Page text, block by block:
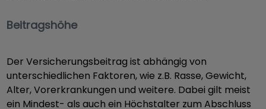
Beitragshöhe
Der Versicherungsbeitrag ist abhängig von
unterschiedlichen Faktoren, wie z.B. Rasse, Gewicht,
Alter, Vorerkrankungen und weitere. Dabei gilt meist
ein Mindest- als auch ein Höchstalter zum Abschluss